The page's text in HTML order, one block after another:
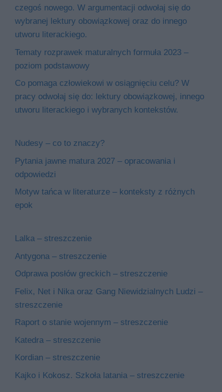
czegoś nowego. W argumentacji odwołaj się do
wybranej lektury obowiązkowej oraz do innego
utworu literackiego.
Tematy rozprawek maturalnych formuła 2023 –
poziom podstawowy
Co pomaga człowiekowi w osiągnięciu celu? W
pracy odwołaj się do: lektury obowiązkowej, innego
utworu literackiego i wybranych kontekstów.
Nudesy – co to znaczy?
Pytania jawne matura 2027 – opracowania i
odpowiedzi
Motyw tańca w literaturze – konteksty z różnych
epok
Lalka – streszczenie
Antygona – streszczenie
Odprawa posłów greckich – streszczenie
Felix, Net i Nika oraz Gang Niewidzialnych Ludzi –
streszczenie
Raport o stanie wojennym – streszczenie
Katedra – streszczenie
Kordian – streszczenie
Kajko i Kokosz. Szkoła latania – streszczenie